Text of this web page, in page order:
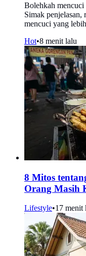
Bolehkah mencuci
Simak penjelasan,
mencuci yang
Hot•8 menit lalu
8 Mitos
Orang Masih
Lifestyle•17 menit